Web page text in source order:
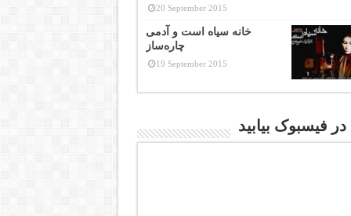
20 September 2015
خانه سیاه است و آدمی
چاره‌ساز
19 September 2015
در فیسبوک بیابید